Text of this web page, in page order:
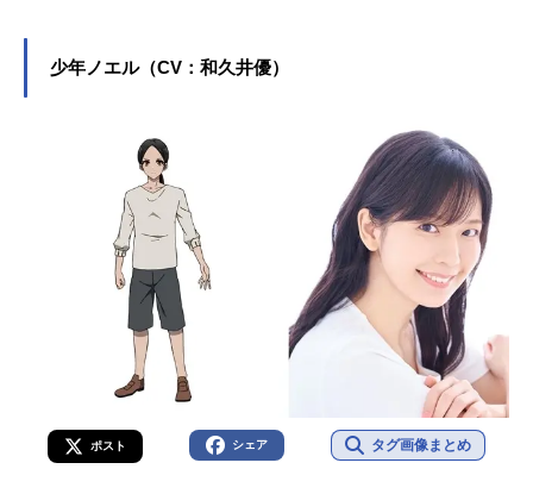
少年ノエル（CV：和久井優）
ポスト シェア タグ画像まとめ